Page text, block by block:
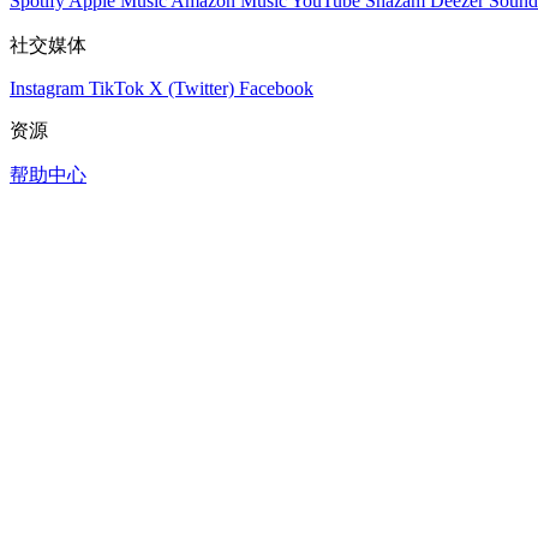
社交媒体
Instagram TikTok X (Twitter) Facebook
资源
帮助中心